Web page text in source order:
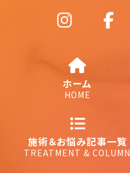
ホーム
HOME
施術＆お悩み記事一覧
TREATMENT & COLUMN